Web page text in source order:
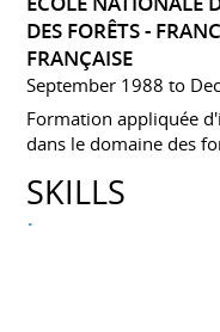
DES FORÊTS -
FRANÇAISE
September 1988 to
Formation appliquée
dans le domaine des
SKILLS
Langues